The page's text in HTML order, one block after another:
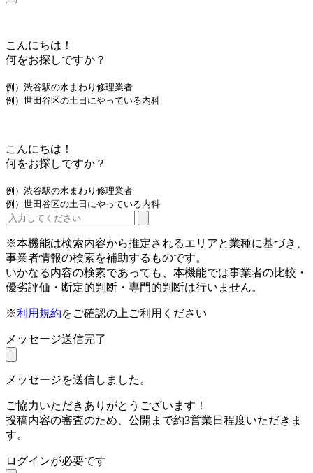
こんにちは！
何をお探しですか？
例）渋谷駅の水まわり修理業者
例）世田谷区の土日にやっている内科
こんにちは！
何をお探しですか？
例）渋谷駅の水まわり修理業者
例）世田谷区の土日にやっている内科
※本機能は検索内容から推定されるエリアと業種に基づき、
事業者情報の検索を補助するものです。
いかなる内容の検索であっても、本機能では事業者の比較・
優劣評価・断定的判断・専門的判断は行いません。
※利用規約をご確認の上ご利用ください
メッセージ送信完了
メッセージを送信しました。
ご協力いただきありがとうございます！
投稿内容の審査のため、公開まで約3営業日程度いただきま
す。
ログインが必要です